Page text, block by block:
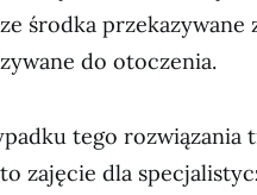
środka
do otoczenia.
tego rozwiązania
to zajęcie dla